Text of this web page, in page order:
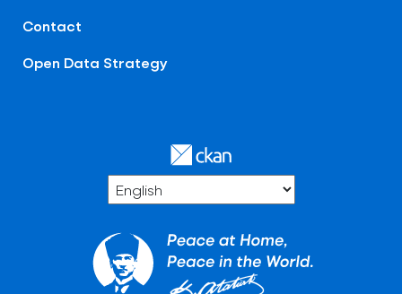
Contact
Open Data Strategy